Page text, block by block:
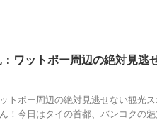
ワットポー周辺の絶対見逃
トポー周辺の絶対見逃せない観光
！今日はタイの首都、バンコクの